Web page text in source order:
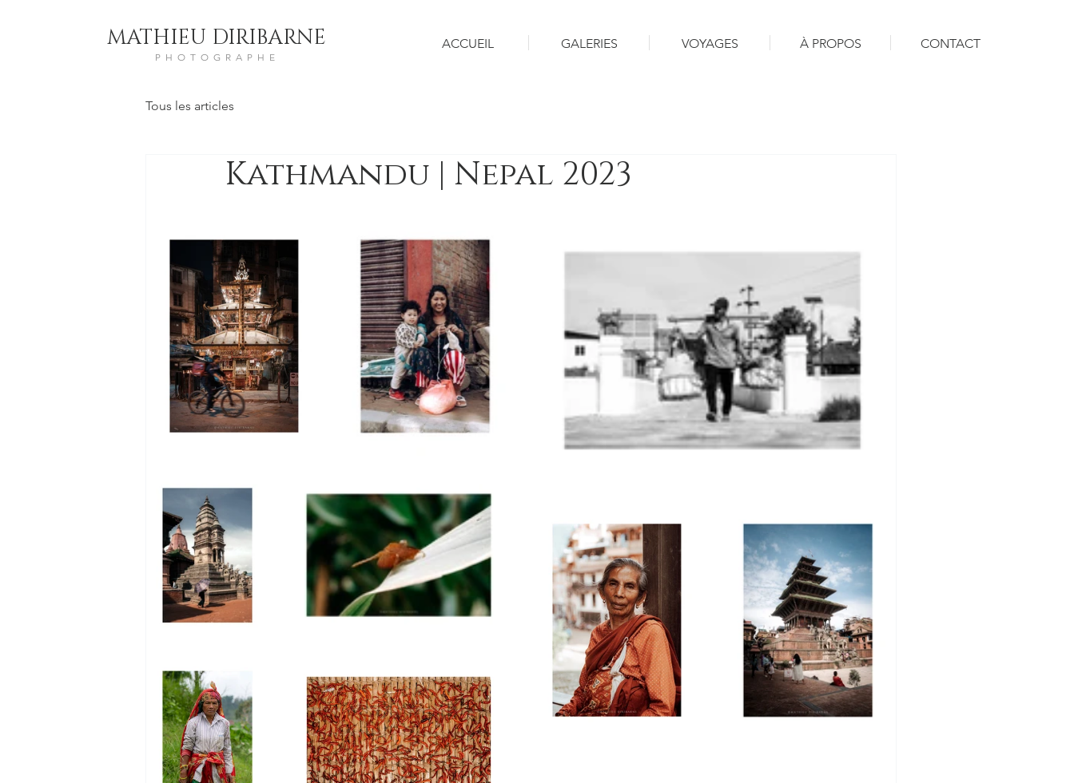
MATHIEU DIRIBARNE
PHOTOGRAPHE
ACCUEIL GALERIES VOYAGES À PROPOS CONTACT
Tous les articles
Kathmandu | Nepal 2023